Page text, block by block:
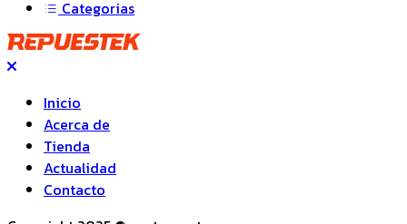
Categorias
Inicio
Acerca de
Tienda
Actualidad
Contacto